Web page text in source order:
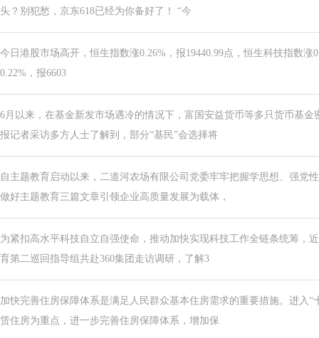
头？别犯愁，京东618已经为你备好了！ “今
今日港股市场高开，恒生指数涨0.26%，报19440.99点，恒生科技指数涨
0.22%，报6603
6月以来，在基金新发市场遇冷的情况下，富国安益货币等多只货币基
报记者采访多方人士了解到，部分“基民”会选择将
自主题教育启动以来，二道河农场有限公司党委牢牢把握学思想、强党
做好主题教育三篇文章引领企业高质量发展为载体，
为紧扣高水平科技自立自强使命，推动加快实现科技工作全链条统筹，
育第二巡回指导组共赴360集团走访调研，了解3
加快完善住房保障体系是满足人民群众基本住房需求的重要措施。进入“
赁住房为重点，进一步完善住房保障体系，增加保